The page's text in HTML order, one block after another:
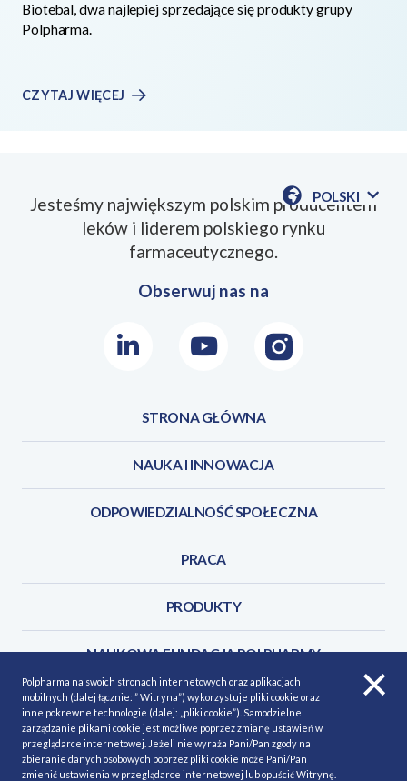
Biotebal, dwa najlepiej sprzedające się produkty grupy
Polpharma.
CZYTAJ WIĘCEJ
POLSKI
POKAŻ
Jesteśmy największym polskim producentem
leków i liderem polskiego rynku
farmaceutycznego.
Obserwuj nas na
LinkedInYoutubeInstagram
STRONA GŁÓWNA
NAUKA I INNOWACJA
ODPOWIEDZIALNOŚĆ SPOŁECZNA
PRACA
PRODUKTY
NAUKOWA FUNDACJA POLPHARMY
KONTAKT
Polpharma na swoich stronach internetowych oraz aplikacjach
mobilnych (dalej łącznie: ” Witryna”) wykorzystuje pliki cookie oraz
inne pokrewne technologie (dalej: „pliki cookie”). Samodzielne
zarządzanie plikami cookie jest możliwe poprzez zmianę ustawień w
przeglądarce internetowej. Jeżeli nie wyraża Pani/Pan zgody na
zbieranie danych osobowych poprzez pliki cookie może Pani/Pan
zmienić ustawienia w przeglądarce internetowej lub opuścić Witrynę.